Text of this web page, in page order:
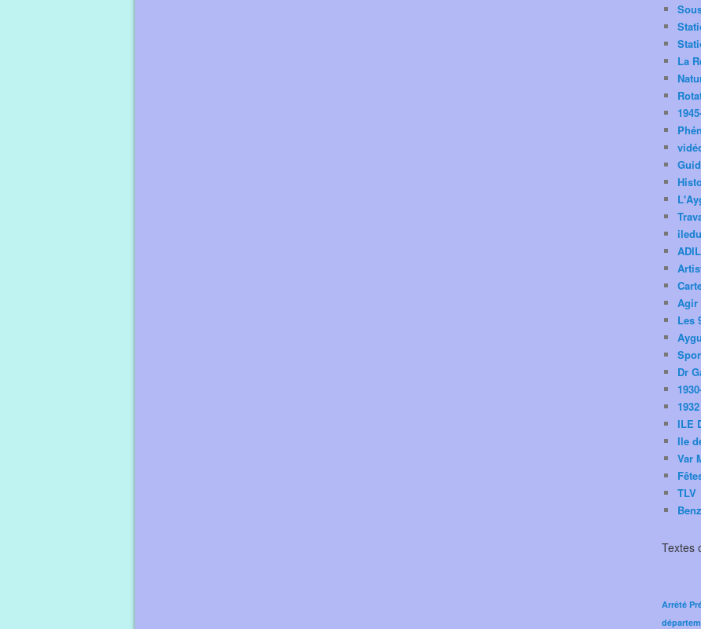
La
ADIL
Agir
Les
Dr
1932
ILE
Ile
Var
TLV
Textes
Arrêté